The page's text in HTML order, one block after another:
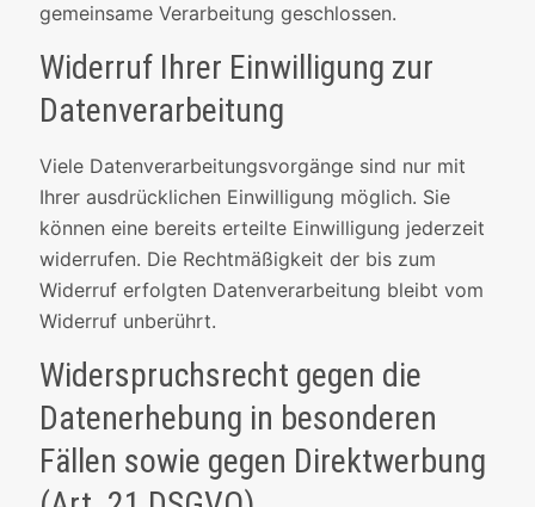
gemeinsame Verarbeitung geschlossen.
Widerruf Ihrer Einwilligung zur
Datenverarbeitung
Viele Datenverarbeitungsvorgänge sind nur mit
Ihrer ausdrücklichen Einwilligung möglich. Sie
können eine bereits erteilte Einwilligung jederzeit
widerrufen. Die Rechtmäßigkeit der bis zum
Widerruf erfolgten Datenverarbeitung bleibt vom
Widerruf unberührt.
Widerspruchsrecht gegen die
Datenerhebung in besonderen
Fällen sowie gegen Direktwerbung